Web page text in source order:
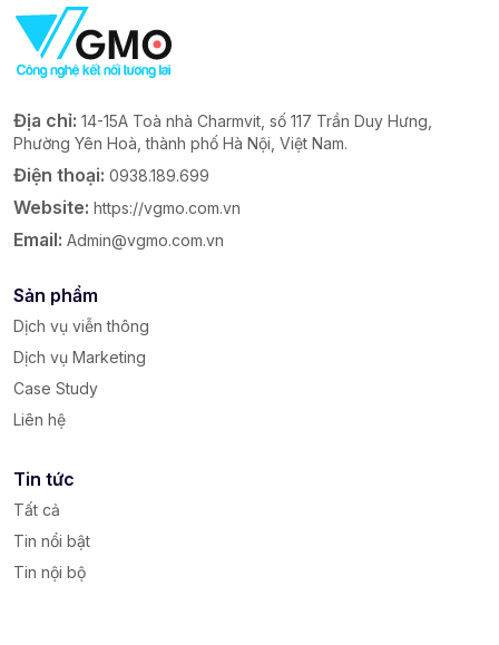
Địa chỉ: 14-15A Toà nhà Charmvit, số 117 Trần Duy Hưng,
Phường Yên Hoà, thành phố Hà Nội, Việt Nam.
Điện thoại: 0938.189.699
Website: https://vgmo.com.vn
Email: Admin@vgmo.com.vn
Sản phẩm
Dịch vụ viễn thông
Dịch vụ Marketing
Case Study
Liên hệ
Tin tức
Tất cả
Tin nổi bật
Tin nội bộ